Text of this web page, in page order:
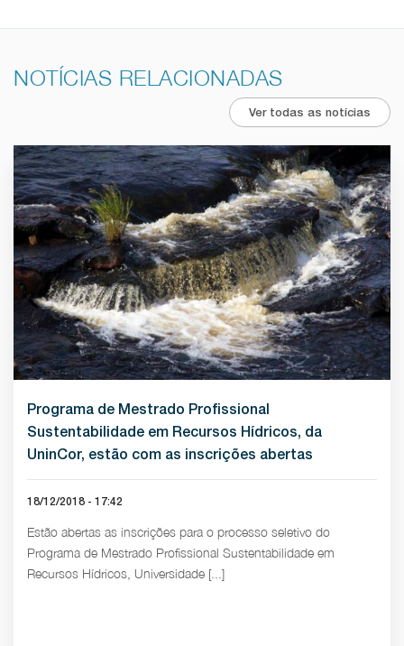
NOTÍCIAS RELACIONADAS
Ver todas as notícias
Programa de Mestrado Profissional
Sustentabilidade em Recursos Hídricos, da
UninCor, estão com as inscrições abertas
18/12/2018 - 17:42
Estão abertas as inscrições para o processo seletivo do
Programa de Mestrado Profissional Sustentabilidade em
Recursos Hídricos, Universidade [...]